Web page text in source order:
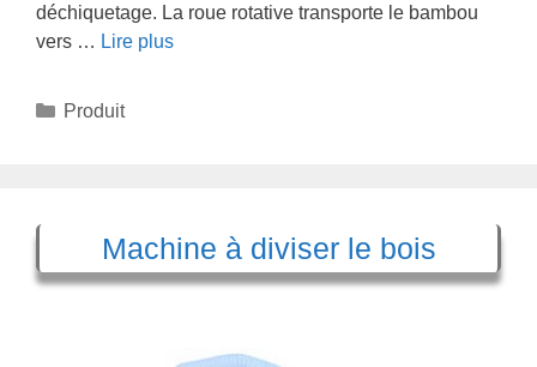
déchiquetage. La roue rotative transporte le bambou
vers … Lire plus
Catégories
Produit
Machine à diviser le bois